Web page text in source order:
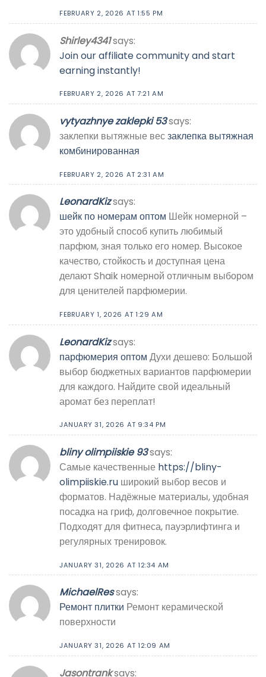
FEBRUARY 2, 2026 AT 1:55 PM
Shirley4341says:
Join our affiliate community and start
earning instantly!
FEBRUARY 2, 2026 AT 7:21 AM
vytyazhnye zaklepki 53says:
заклепки вытяжные весзаклепка вытяжная
комбинированная
FEBRUARY 2, 2026 AT 2:31 AM
LeonardKizsays:
шейк по номерам оптом Шейк номерной –
это удобный способ купить любимый
парфюм, зная только его номер. Высокое
качество, стойкость и доступная цена
делают Shaik номерной отличным выбором
для ценителей парфюмерии.
FEBRUARY 1, 2026 AT 1:29 AM
LeonardKizsays:
парфюмерия оптом Духи дешево: Большой
выбор бюджетных вариантов парфюмерии
для каждого. Найдите свой идеальный
аромат без переплат!
JANUARY 31, 2026 AT 9:34 PM
bliny olimpiiskie 93says:
Самые качественные https://bliny-
olimpiiskie.ru широкий выбор весов и
форматов. Надёжные материалы, удобная
посадка на гриф, долговечное покрытие.
Подходят для фитнеса, пауэрлифтинга и
регулярных тренировок.
JANUARY 31, 2026 AT 12:34 AM
MichaelRessays:
Ремонт плитки Ремонт керамической
поверхности
JANUARY 31, 2026 AT 12:09 AM
Jasontranksays: